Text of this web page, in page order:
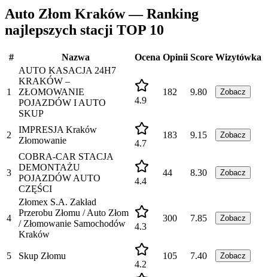
Auto Złom Kraków — Ranking
najlepszych stacji TOP 10
# Nazwa Ocena Opinii Score Wizytówka
1
AUTO KASACJA 24H7
KRAKÓW –
ZŁOMOWANIE
POJAZDÓW I AUTO
SKUP
4.9
182 9.80 Zobacz
2
IMPRESJA Kraków
Złomowanie
4.7
183 9.15 Zobacz
3
COBRA-CAR STACJA
DEMONTAŻU
POJAZDÓW AUTO
CZĘŚCI
4.4
44 8.30 Zobacz
4
Złomex S.A. Zakład
Przerobu Złomu / Auto Złom
/ Złomowanie Samochodów
Kraków
4.3
300 7.85 Zobacz
5
Skup Złomu
4.2
105 7.40 Zobacz